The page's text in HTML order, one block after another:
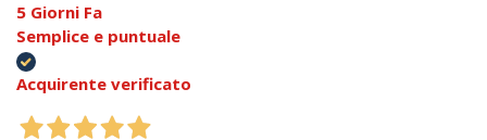
5 Giorni Fa
Semplice e puntuale
Acquirente verificato